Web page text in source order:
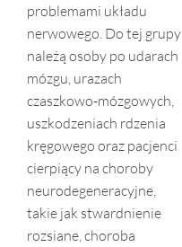
problemami układu
nerwowego. Do tej grupy
należą osoby po udarach
mózgu, urazach
czaszkowo-mózgowych,
uszkodzeniach rdzenia
kręgowego oraz pacjenci
cierpiący na choroby
neurodegeneracyjne,
takie jak stwardnienie
rozsiane, choroba